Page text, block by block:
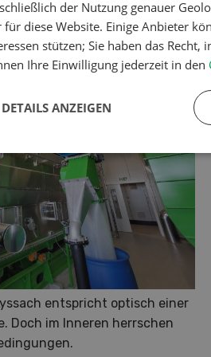
entspricht optisch einer
Doch im Inneren herrschen
der Nutzung genauer
für diese Website. Einige Anbieter
stützen; Sie haben das Recht,
Ihre Einwilligung jederzeit in den
DETAILS ANZEIGEN